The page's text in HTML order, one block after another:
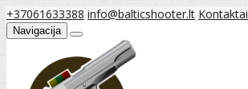
+37061633388 info@balticshooter.lt Kontaktai
Navigacija